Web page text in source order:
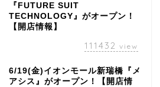
『FUTURE SUIT
TECHNOLOGY』がオープン！
【開店情報】
111432 view
6/19(金)イオンモール新瑞橋『メ
アシス』がオープン！【開店情